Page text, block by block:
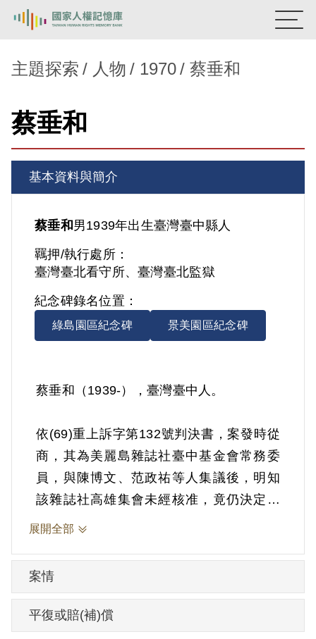
新生訓導處
主題探索
背景知識
關於我們
意見信箱
主題探索 人物 1970 蔡垂和
蔡垂和
基本資料與簡介
蔡垂和 男1939年出生臺灣臺中縣人
羈押/執行處所：
臺灣臺北看守所、臺灣臺北監獄
紀念碑錄名位置：
綠島園區紀念碑 景美園區紀念碑
蔡垂和（1939-），臺灣臺中人。
依(69)重上訴字第132號判決書，案發時從
商，其為美麗島雜誌社臺中基金會常務委
員，與陳博文、范政祐等人集議後，明知
該雜誌社高雄集會未經核准，竟仍決定參
加，同車自臺中前往參加者31人，分為二
帶，先後手持火把、木棍，遊行示威，領
唱「免驚！免驚！」歌曲，復於施明德、
姚嘉文進入新興分局時，在外高呼「抗議
展開全部
案情
平復或賠(補)償